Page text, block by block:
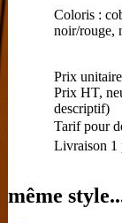
Coloris :
noir/rouge,
Prix unitaire
Prix HT,
descriptif)
Tarif pour
Livraison 1
même